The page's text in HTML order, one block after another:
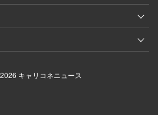
キャリコネニュース